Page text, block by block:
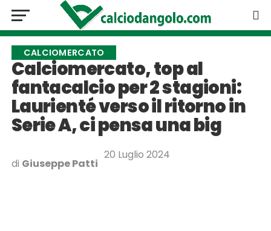
CALCIOMERCATO
Calciomercato, top al
fantacalcio per 2 stagioni:
Laurienté verso il ritorno in
Serie A, ci pensa una big
di Giuseppe Patti
20 Luglio 2024